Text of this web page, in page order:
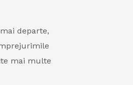
departe,
mai multe